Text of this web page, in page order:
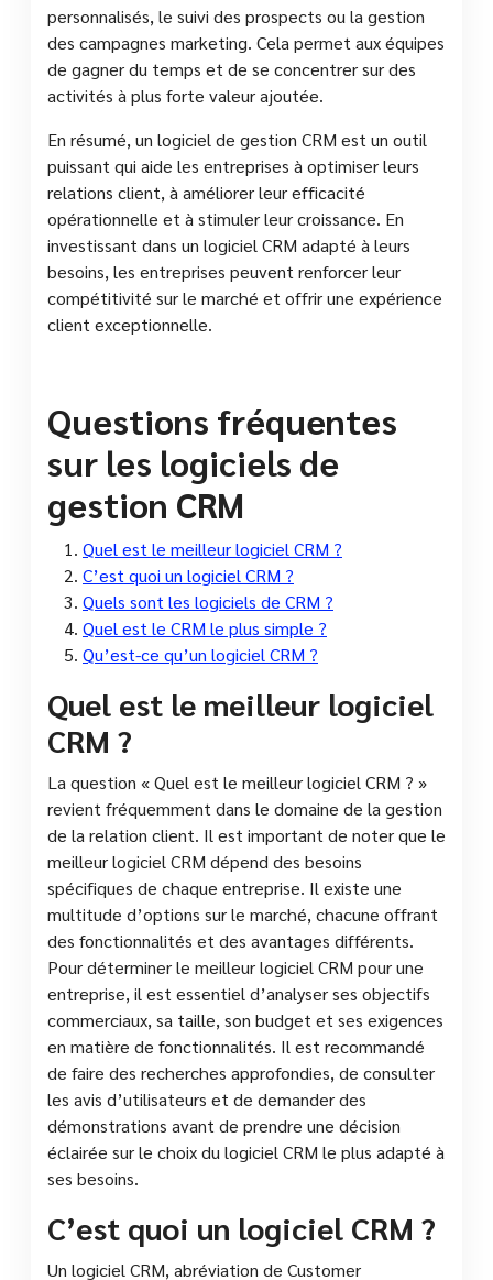
personnalisés, le suivi des prospects ou la gestion
des campagnes marketing. Cela permet aux équipes
de gagner du temps et de se concentrer sur des
activités à plus forte valeur ajoutée.
En résumé, un logiciel de gestion CRM est un outil
puissant qui aide les entreprises à optimiser leurs
relations client, à améliorer leur efficacité
opérationnelle et à stimuler leur croissance. En
investissant dans un logiciel CRM adapté à leurs
besoins, les entreprises peuvent renforcer leur
compétitivité sur le marché et offrir une expérience
client exceptionnelle.
Questions fréquentes
sur les logiciels de
gestion CRM
Quel est le meilleur logiciel CRM ?
C’est quoi un logiciel CRM ?
Quels sont les logiciels de CRM ?
Quel est le CRM le plus simple ?
Qu’est-ce qu’un logiciel CRM ?
Quel est le meilleur logiciel
CRM ?
La question « Quel est le meilleur logiciel CRM ? »
revient fréquemment dans le domaine de la gestion
de la relation client. Il est important de noter que le
meilleur logiciel CRM dépend des besoins
spécifiques de chaque entreprise. Il existe une
multitude d’options sur le marché, chacune offrant
des fonctionnalités et des avantages différents.
Pour déterminer le meilleur logiciel CRM pour une
entreprise, il est essentiel d’analyser ses objectifs
commerciaux, sa taille, son budget et ses exigences
en matière de fonctionnalités. Il est recommandé
de faire des recherches approfondies, de consulter
les avis d’utilisateurs et de demander des
démonstrations avant de prendre une décision
éclairée sur le choix du logiciel CRM le plus adapté à
ses besoins.
C’est quoi un logiciel CRM ?
Un logiciel CRM, abréviation de Customer